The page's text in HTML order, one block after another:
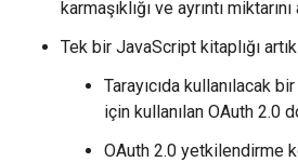
karmaşıklığı ve ayrıntı miktarını
Tek bir JavaScript kitaplığı
Tarayıcıda kullanılacak
için kullanılan OAuth 2.0
OAuth 2.0 yetkilendirme